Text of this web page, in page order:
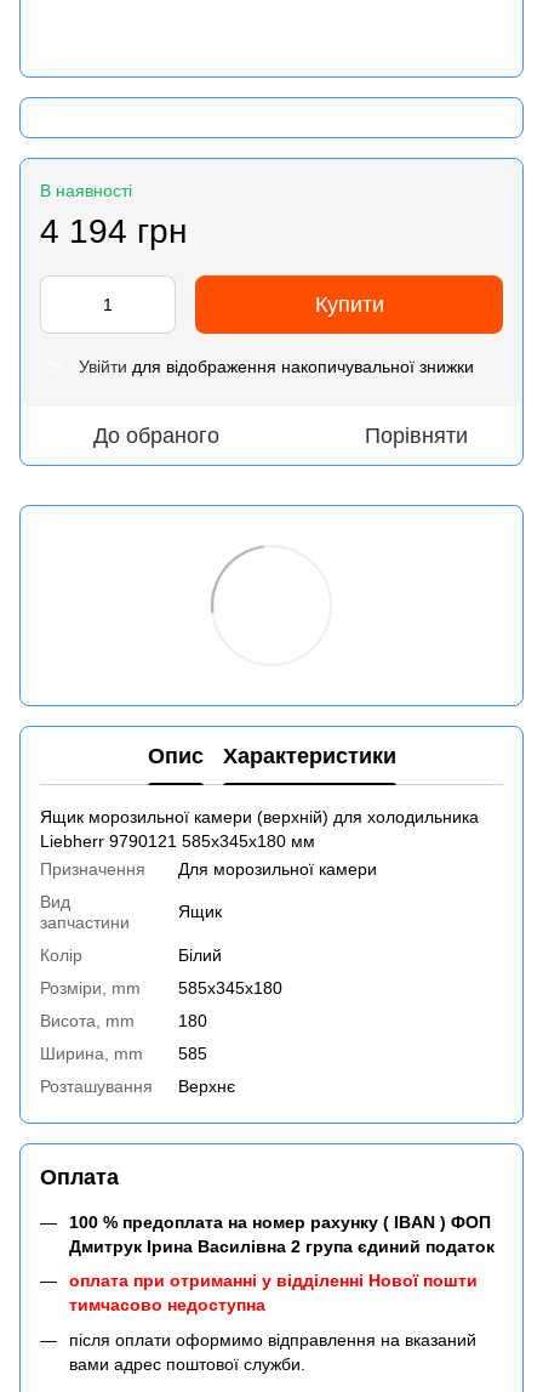
В наявності
4 194 грн
Купити
Увійти для відображення накопичувальної знижки
До обраного Порівняти
Опис Характеристики
Ящик морозильної камери (верхній) для холодильника
Liebherr 9790121 585x345x180 мм
Призначення
Для морозильної камери
Вид
запчастини
Ящик
Колір
Білий
Розміри, mm
585x345x180
Висота, mm
180
Ширина, mm
585
Розташування
Верхнє
Оплата
100 % предоплата на номер рахунку ( IBAN ) ФОП
Дмитрук Ірина Василівна 2 група єдиний податок
оплата при отриманні у відділенні Нової пошти
тимчасово недоступна
після оплати оформимо відправлення на вказаний
вами адрес поштової служби.